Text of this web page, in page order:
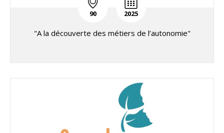
90 2025
"A la découverte des métiers de l’autonomie"